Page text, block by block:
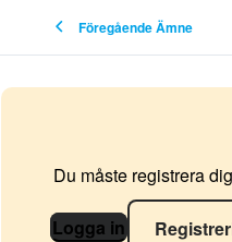
Föregående Ämne
Du måste registrera
Logga in